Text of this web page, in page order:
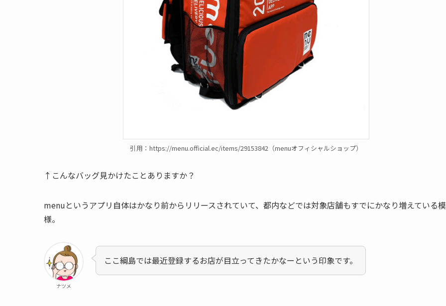
引用：https://menu.official.ec/items/29153842（menuオフィシャルショップ）
↑こんなバッグ見かけたことありますか？
menuというアプリ自体はかなり前からリリースされていて、都内などでは対象店舗もすでにかなり増えている模
様。
ナツメ
ここ綱島では最近登録するお店が目立ってきたかなーという印象です。